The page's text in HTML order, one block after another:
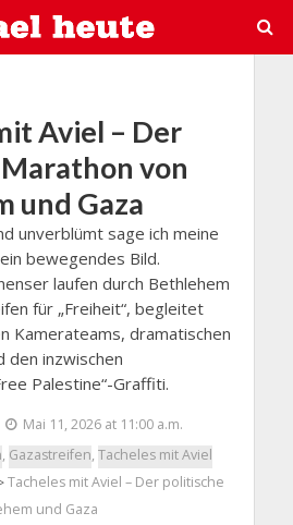
Aviel – Der
von
und Gaza
unverblümt sage ich meine
bewegendes Bild.
laufen durch Bethlehem
für „Freiheit“, begleitet
Kamerateams, dramatischen
den inzwischen
Palestine“-Graffiti.
Mai 11, 2026 at 11:00 a.m.
, Gazastreifen, Tacheles mit Aviel
> Tacheles mit Aviel – Der politische
und Gaza